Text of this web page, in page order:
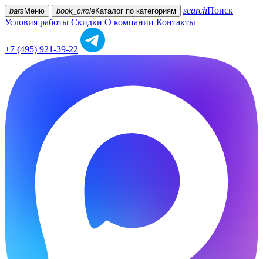
bars Меню book_circleКаталог по категориям searchПоиск
Условия работы Скидки О компании Контакты
+7 (495) 921-39-22